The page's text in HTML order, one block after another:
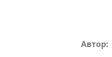
Автор: